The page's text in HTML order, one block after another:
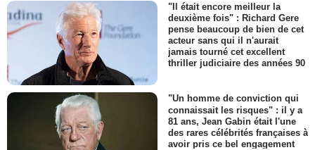
"Il était encore meilleur la
deuxième fois" : Richard Gere
pense beaucoup de bien de cet
acteur sans qui il n'aurait
jamais tourné cet excellent
thriller judiciaire des années 90
"Un homme de conviction qui
connaissait les risques" : il y a
81 ans, Jean Gabin était l'une
des rares célébrités françaises à
avoir pris ce bel engagement